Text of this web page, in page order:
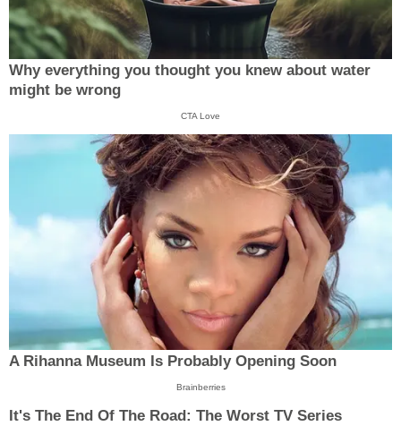
Why everything you thought you knew about water
might be wrong
CTA Love
A Rihanna Museum Is Probably Opening Soon
Brainberries
It's The End Of The Road: The Worst TV Series